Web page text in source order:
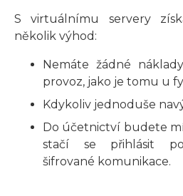
S virtuálnímu servery
několik výhod:
Nemáte žádné
provoz, jako je tomu u
Kdykoliv jednoduše
Do účetnictví budete
stačí se přihlásit
šifrované komunikace.